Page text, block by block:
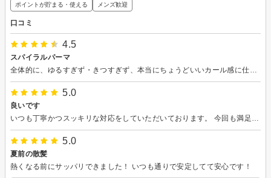
ポイントが貯まる・使える メンズ歓迎
口コミ
4.5
スパイラルパーマ
5.0
良いです
5.0
夏前の散髪
熱くなる前にサッパリできました！ いつも通りで安定してて安心です！